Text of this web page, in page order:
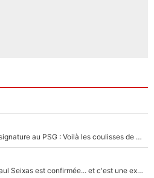
Maghnes Akliouche raconte sa signature au PSG : Voilà les coulisses de son transfert de rêve à 50M€
La signature du grand rival de Paul Seixas est confirmée... et c'est une excellente nouvelle pour l'équipe Decathlon-CMA CGM !